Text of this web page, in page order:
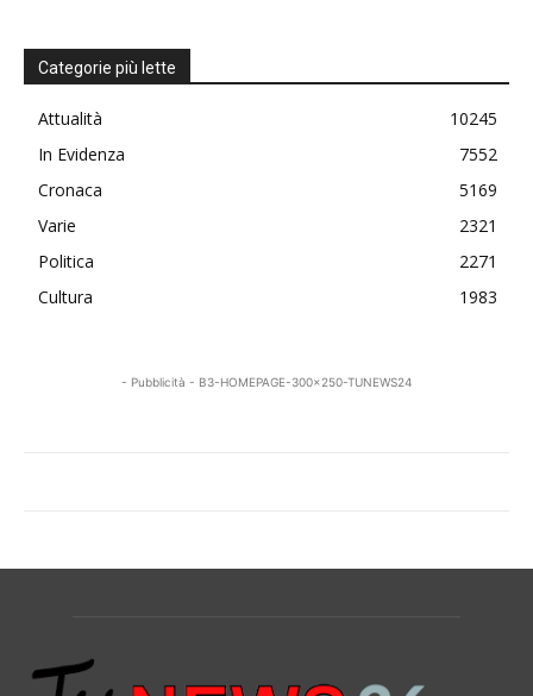
Categorie più lette
Attualità
10245
In Evidenza
7552
Cronaca
5169
Varie
2321
Politica
2271
Cultura
1983
- Pubblicità - B3-HOMEPAGE-300x250-TUNEWS24